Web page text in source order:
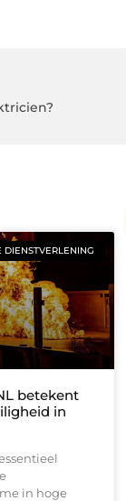
DIENSTVERLENING
betekent
in
in hoge